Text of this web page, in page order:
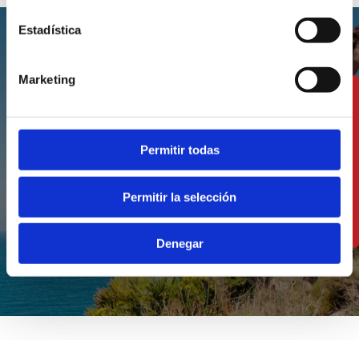
Estadística
Marketing
Permitir todas
Permitir la selección
Denegar
expériences pour
vivre Dénia
VOIR LES EXPÉRIENCES